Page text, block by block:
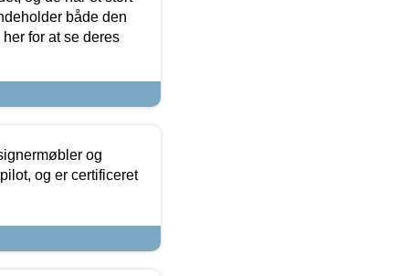
både den
for at se deres
og
og er certificeret